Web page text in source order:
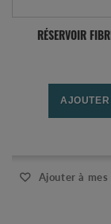
RÉSERVOIR
Ajouter à